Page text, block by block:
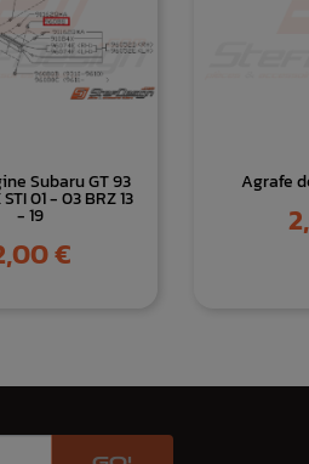
Subaru GT 93
01 - 03 BRZ 13
- 19
€
Agrafe